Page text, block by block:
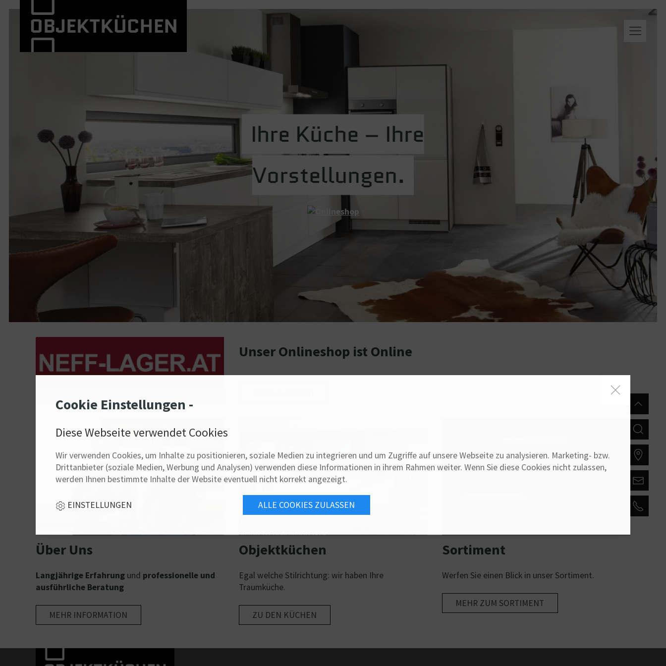
Ihre Küche – Ihre
Vorstellungen.
Unser Onlineshop ist Online
Über Uns
Langjährige Erfahrung und professionelle und
ausführliche Beratung
MEHR INFORMATION
Objektküchen
Egal welche Stilrichtung: wir haben Ihre
Traumküche.
ZU DEN KÜCHEN
Sortiment
Werfen Sie einen Blick in unser Sortiment.
MEHR ZUM SORTIMENT
Cookie Einstellungen -
Diese Webseite verwendet Cookies
Wir verwenden Cookies, um Inhalte zu positionieren, soziale Medien zu integrieren und um Zugriffe auf unsere Webseite zu analysieren. Marketing- bzw.
Drittanbieter (soziale Medien, Werbung und Analysen) verwenden diese Informationen in ihrem Rahmen weiter. Wenn Sie diese Cookies nicht zulassen,
werden Ihnen bestimmte Inhalte der Website eventuell nicht korrekt angezeigt.
EINSTELLUNGEN